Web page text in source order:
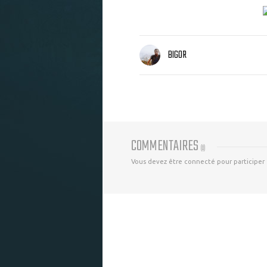
BIGOR
COMMENTAIRES (0)
Vous devez être connecté pour participer